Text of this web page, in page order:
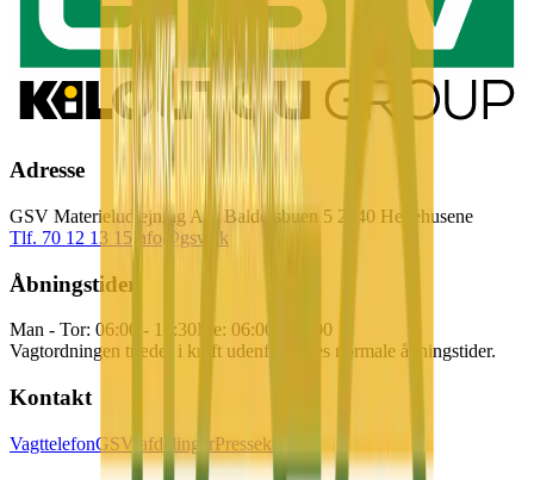
Adresse
GSV Materieludlejning A/S Baldersbuen 5 2640 Hedehusene
Tlf. 70 12 13 15info@gsv.dk
Åbningstider
Man - Tor: 06:00 - 16:30Fre: 06:00 - 15:00
Vagtordningen træder i kraft udenfor vores normale åbningstider.
Kontakt
VagttelefonGSV afdelingerPressekontakt